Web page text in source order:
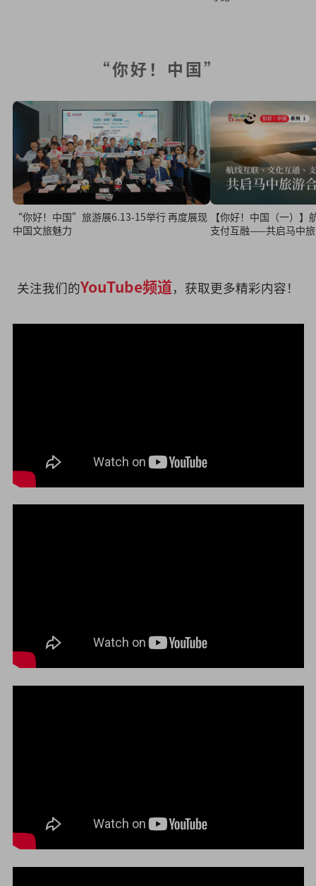
“你好！中国”
“你好！中国”旅游展6.13-15举行 再度展现
中国文旅魅力
【你好！中国（一）
支付互融——共启马中
关注我们的YouTube频道，获取更多精彩内容！